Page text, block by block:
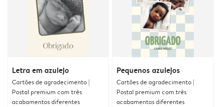
Letra em azulejo
Cartões de agradecimento |
Postal premium com três
acabamentos diferentes
Pequenos azulejos
Cartões de agradecimento |
Postal premium com três
acabamentos diferentes